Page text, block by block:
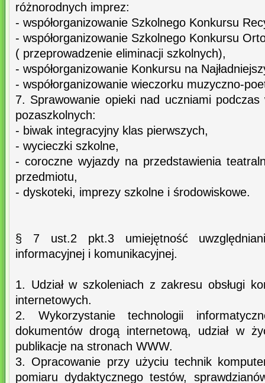
różnorodnych imprez:
- współorganizowanie Szkolnego Konkursu
- współorganizowanie Szkolnego Konkursu
( przeprowadzenie eliminacji szkolnych),
- współorganizowanie Konkursu na
- współorganizowanie wieczorku muzyczno-
7. Sprawowanie opieki nad uczniami
pozaszkolnych:
- biwak integracyjny klas pierwszych,
- wycieczki szkolne,
- coroczne wyjazdy na przedstawienia
przedmiotu,
- dyskoteki, imprezy szkolne i środowiskowe.
§ 7 ust.2 pkt.3 umiejętność
informacyjnej i komunikacyjnej.
1. Udział w szkoleniach z zakresu obsługi
internetowych.
2. Wykorzystanie technologii
dokumentów drogą internetową, udział w
publikacje na stronach WWW.
3. Opracowanie przy użyciu technik
pomiaru dydaktycznego testów,